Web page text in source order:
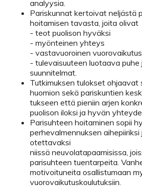
analyysia.
Pariskunnat kertoivat neljästä
hoitamisen tavasta, joita olivat
- teot puolison hyväksi
- myönteinen yhteys
- vastavuoroinen vuorovaikutus
- tulevaisuuteen luotaava
suunnitelmat.
Tutkimuksen tulokset ohjaavat
huomion sekä pariskuntien
tukseen että pieniin arjen
puolison iloksi ja hyvän
Parisuhteen hoitaminen sopii
perhevalmennuksen aihepiiriksi
otettavaksi
niissä neuvolatapaamisissa,
parisuhteen tuentarpeita.
motivoituneita osallistumaan
vuorovaikutuskoulutuksiin.